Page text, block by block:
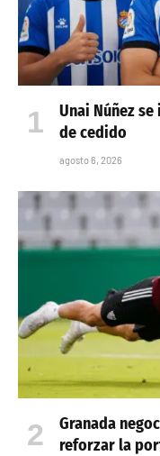
Unai Núñez
de cedido
agosto 6, 2026
Granada
reforzar la